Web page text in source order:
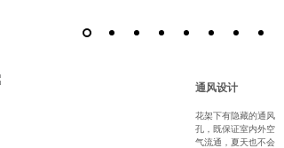
通风设计
花架下有隐藏的通风
孔，既保证室内外空
气流通，夏天也不会